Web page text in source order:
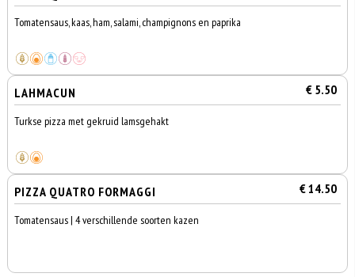
Tomatensaus, kaas, ham, salami, champignons en paprika
LAHMACUN € 5.50
Turkse pizza met gekruid lamsgehakt
PIZZA QUATRO FORMAGGI € 14.50
Tomatensaus | 4 verschillende soorten kazen